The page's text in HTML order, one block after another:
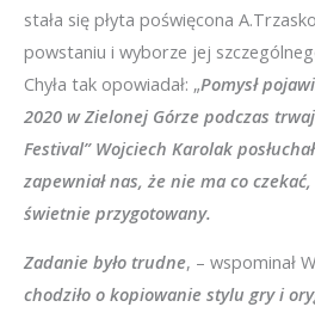
stała się płyta poświęcona
powstaniu i wyborze jej
Chyła tak opowiadał: „Pomysł
2020 w Zielonej Górze podczas
Festival” Wojciech Karolak
zapewniał nas, że nie ma co
świetnie przygotowany.
Zadanie było trudne, – wspominał
chodziło o kopiowanie stylu gry i